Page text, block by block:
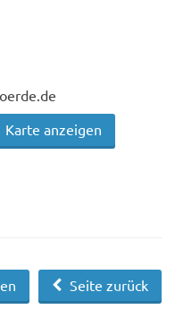
Karte anzeigen
Seite zurück